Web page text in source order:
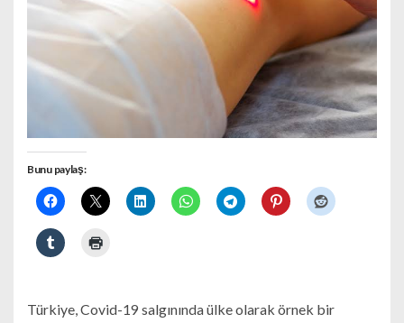
Bunu paylaş:
Türkiye, Covid-19 salgınında ülke olarak örnek bir